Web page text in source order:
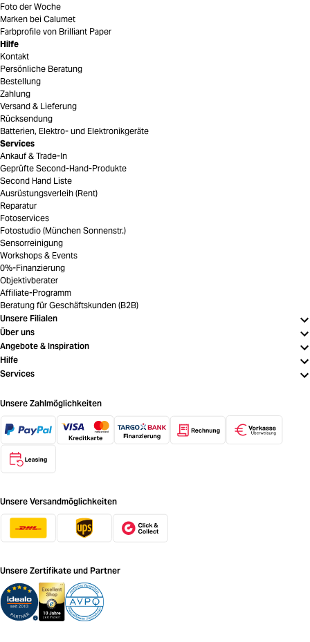
Foto der Woche
Marken bei Calumet
Farbprofile von Brilliant Paper
Hilfe
Kontakt
Persönliche Beratung
Bestellung
Zahlung
Versand & Lieferung
Rücksendung
Batterien, Elektro- und Elektronikgeräte
Services
Ankauf & Trade-In
Geprüfte Second-Hand-Produkte
Second Hand Liste
Ausrüstungsverleih (Rent)
Reparatur
Fotoservices
Fotostudio (München Sonnenstr.)
Sensorreinigung
Workshops & Events
0%-Finanzierung
Objektivberater
Affiliate-Programm
Beratung für Geschäftskunden (B2B)
Unsere Filialen
Über uns
Angebote & Inspiration
Hilfe
Services
Unsere Zahlmöglichkeiten
Unsere Versandmöglichkeiten
Unsere Zertifikate und Partner